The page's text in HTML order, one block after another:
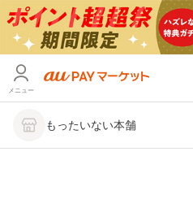
メニュー
もったいない本舗